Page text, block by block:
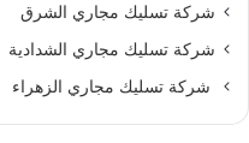
شركة تسليك مجاري الشرق
شركة تسليك مجاري الشدادية
شركة تسليك مجاري الزهراء